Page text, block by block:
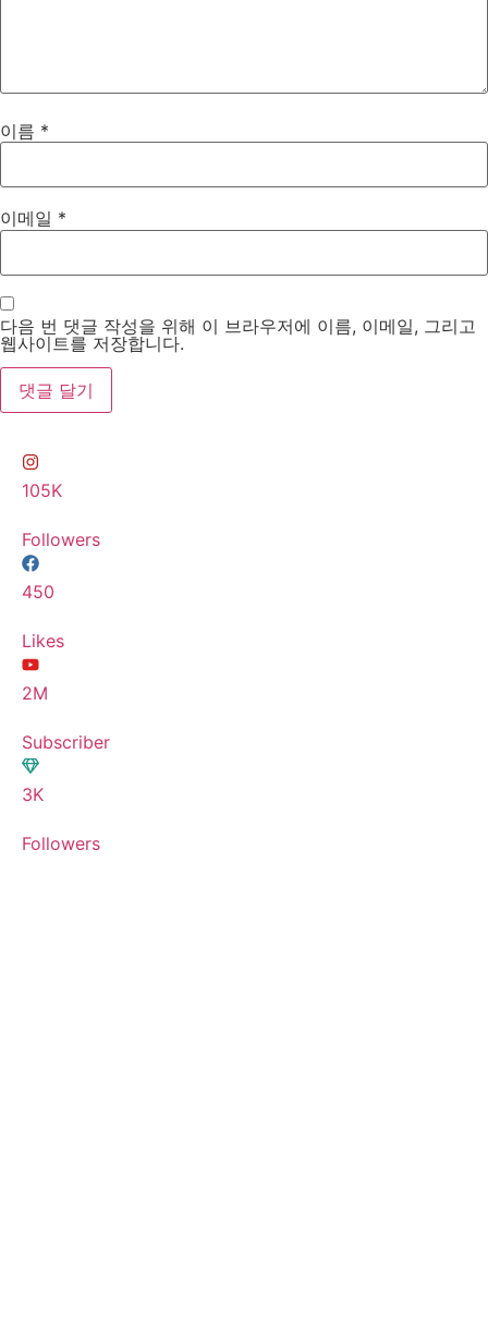
이름 *
이메일 *
다음 번 댓글 작성을 위해 이 브라우저에 이름, 이메일, 그리고
웹사이트를 저장합니다.
105K
Followers
450
Likes
2M
Subscriber
3K
Followers